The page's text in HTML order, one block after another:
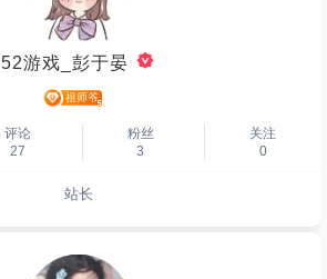
52游戏_彭于晏
评论
27
粉丝
3
关注
0
站长